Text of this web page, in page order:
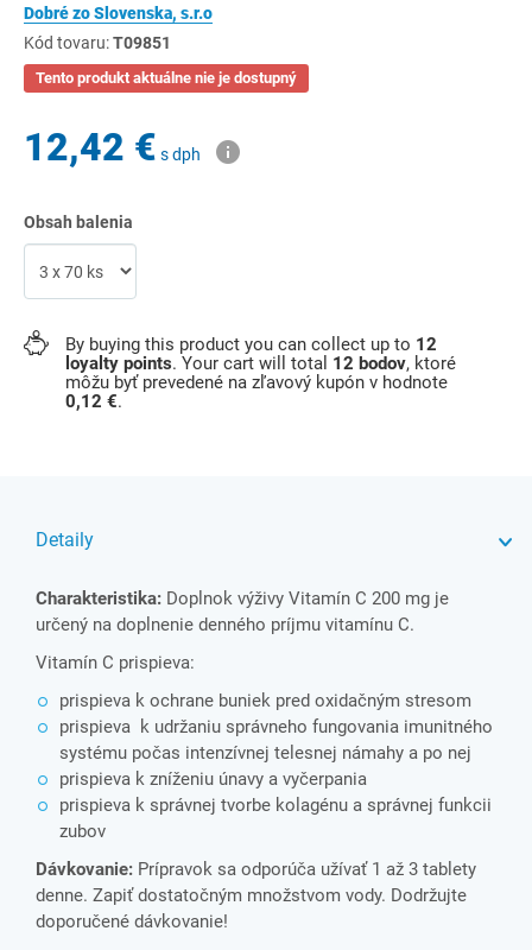
Dobré zo Slovenska, s.r.o
Kód tovaru:T09851
Tento produkt aktuálne nie je dostupný
12,42 € s dph
Obsah balenia
By buying this product you can collect up to 12
loyalty points. Your cart will total 12 bodov, ktoré
môžu byť prevedené na zľavový kupón v hodnote
0,12 €.
Detaily
Charakteristika: Doplnok výživy Vitamín C 200 mg je
určený na doplnenie denného príjmu vitamínu C.
Vitamín C prispieva:
prispieva k ochrane buniek pred oxidačným stresom
prispieva k udržaniu správneho fungovania imunitného
systému počas intenzívnej telesnej námahy a po nej
prispieva k zníženiu únavy a vyčerpania
prispieva k správnej tvorbe kolagénu a správnej funkcii
zubov
Dávkovanie: Prípravok sa odporúča užívať 1 až 3 tablety
denne. Zapiť dostatočným množstvom vody. Dodržujte
doporučené dávkovanie!